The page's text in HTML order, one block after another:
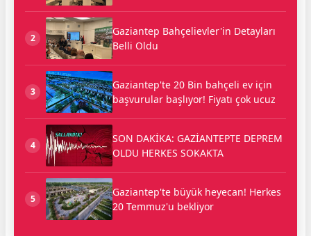
2
Gaziantep Bahçelievler'in Detayları
Belli Oldu
3
Gaziantep'te 20 Bin bahçeli ev için
başvurular başlıyor! Fiyatı çok ucuz
4
SON DAKİKA: GAZİANTEPTE DEPREM
OLDU HERKES SOKAKTA
5
Gaziantep'te büyük heyecan! Herkes
20 Temmuz'u bekliyor